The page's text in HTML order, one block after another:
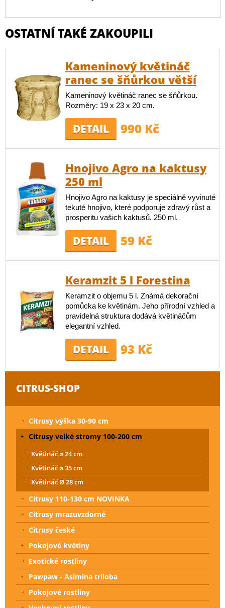
OSTATNÍ TAKÉ ZAKOUPILI
Kameninový květináč
ranec se šňůrkou větší
Kameninový květináč ranec se šňůrkou.
Rozměry: 19 x 23 x 20 cm.
DETAIL 990 Kč
Hnojivo Agro na kaktusy
250 ml
Hnojivo Agro na kaktusy je speciálně vyvinuté
tekuté hnojivo, které podporuje zdravý růst a
prosperitu vašich kaktusů. 250 ml.
DETAIL 59 Kč
Keramzit 5 l Forestina
Keramzit o objemu 5 l. Známá dekorační
pomůcka ke květinám. Jeho přírodní vzhled a
pravidelná struktura dodává květináčům
elegantní vzhled.
DETAIL 93 Kč
CITRUS-SHOP
Citrusy výška 30-90 cm
Citrusy velké stromy 100-200 cm
Květináč ø 24 cm
Květináč ø 35 cm
Květináč Ø 28 cm
Citrusy 110-130 cm NOVINKA
Citrusy mrazuvzdorné
Citrusy české
Pokojové květiny
Exotické rostliny
Pawpaw - Asimina triloba
Pokojové rostliny